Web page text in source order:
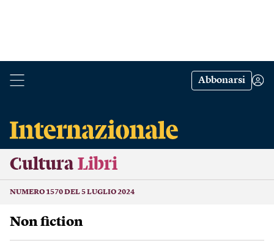
Abbonarsi
Cultura Libri
NUMERO 1570 DEL 5 LUGLIO 2024
Non fiction